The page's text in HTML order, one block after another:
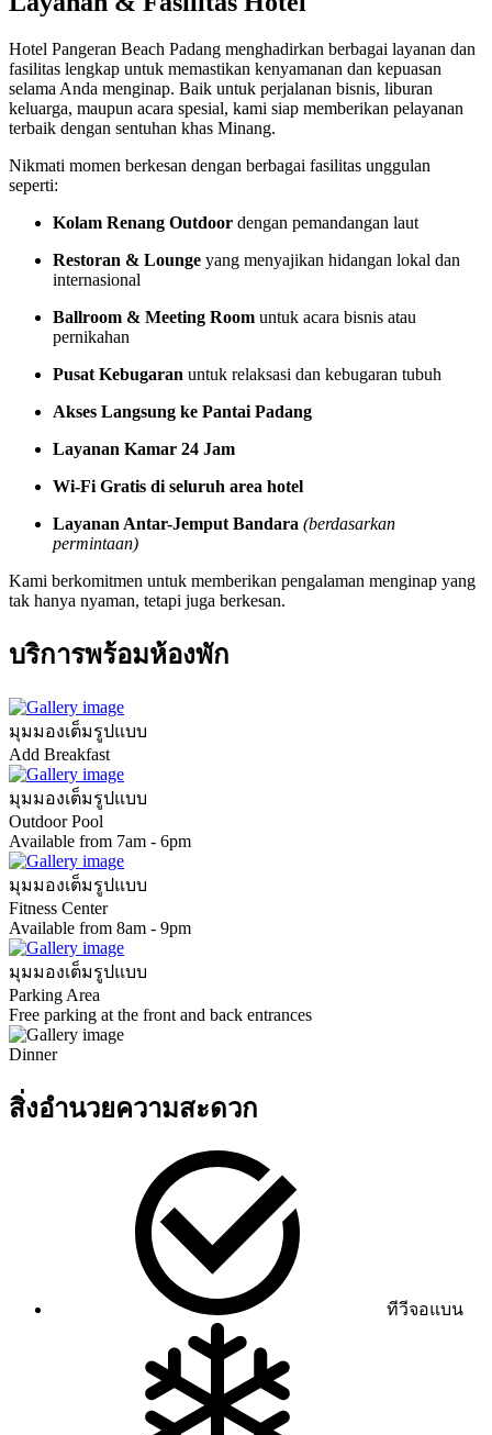
Hotel Pangeran Beach Padang menghadirkan berbagai layanan dan
fasilitas lengkap untuk memastikan kenyamanan dan kepuasan
selama Anda menginap. Baik untuk perjalanan bisnis, liburan
keluarga, maupun acara spesial, kami siap memberikan pelayanan
terbaik dengan sentuhan khas Minang.
Nikmati momen berkesan dengan berbagai fasilitas unggulan
seperti:
Kolam Renang Outdoor dengan pemandangan laut
Restoran & Lounge yang menyajikan hidangan lokal dan
internasional
Ballroom & Meeting Room untuk acara bisnis atau
pernikahan
Pusat Kebugaran untuk relaksasi dan kebugaran tubuh
Akses Langsung ke Pantai Padang
Layanan Kamar 24 Jam
Wi-Fi Gratis di seluruh area hotel
Layanan Antar-Jemput Bandara (berdasarkan
permintaan)
Kami berkomitmen untuk memberikan pengalaman menginap yang
tak hanya nyaman, tetapi juga berkesan.
บริการพร้อมห้องพัก
มุมมองเต็มรูปแบบ
Add Breakfast
มุมมองเต็มรูปแบบ
Outdoor Pool
Available from 7am - 6pm
มุมมองเต็มรูปแบบ
Fitness Center
Available from 8am - 9pm
มุมมองเต็มรูปแบบ
Parking Area
Free parking at the front and back entrances
Dinner
สิ่งอำนวยความสะดวก
ทีวีจอแบน